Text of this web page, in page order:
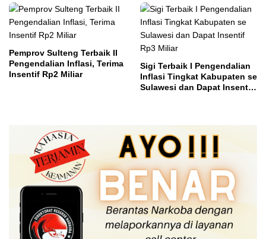
Pemprov Sulteng Terbaik II
Pengendalian Inflasi, Terima
Insentif Rp2 Miliar
Sigi Terbaik I Pengendalian
Inflasi Tingkat Kabupaten se
Sulawesi dan Dapat Insentif